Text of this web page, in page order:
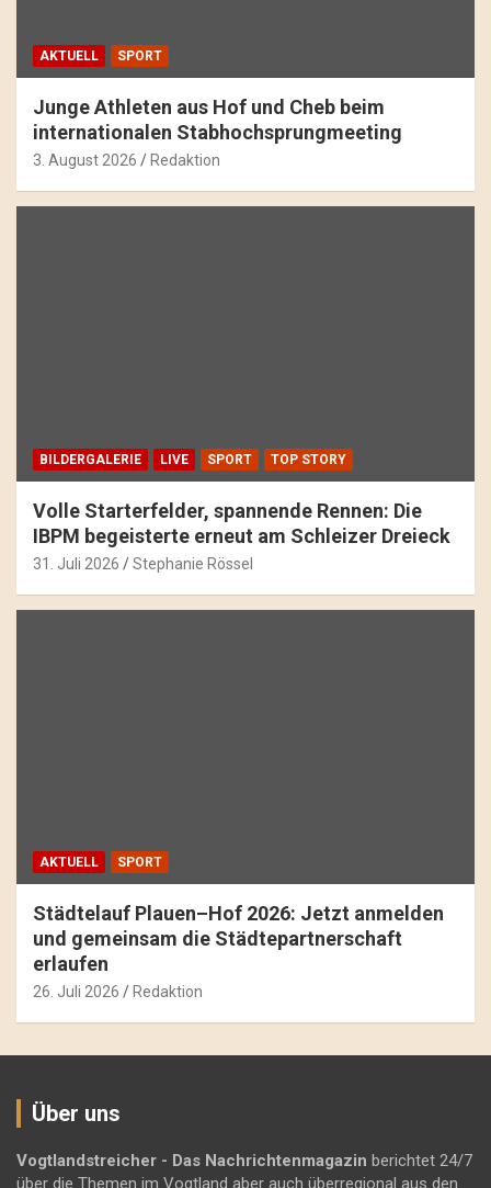
AKTUELL SPORT
Junge Athleten aus Hof und Cheb beim
internationalen Stabhochsprungmeeting
3. August 2026 Redaktion
BILDERGALERIE LIVE SPORT TOP STORY
Volle Starterfelder, spannende Rennen: Die
IBPM begeisterte erneut am Schleizer Dreieck
31. Juli 2026 Stephanie Rössel
AKTUELL SPORT
Städtelauf Plauen–Hof 2026: Jetzt anmelden
und gemeinsam die Städtepartnerschaft
erlaufen
26. Juli 2026 Redaktion
Über uns
Vogtlandstreicher - Das Nachrichtenmagazin berichtet 24/7
über die Themen im Vogtland aber auch überregional aus den